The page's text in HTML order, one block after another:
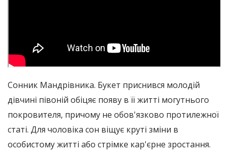
Сонник Мандрівника. Букет приснився молодій
дівчині півоній обіцяє появу в її житті могутнього
покровителя, причому не обов'язково протилежної
статі. Для чоловіка сон віщує круті зміни в
особистому житті або стрімке кар'єрне зростання.